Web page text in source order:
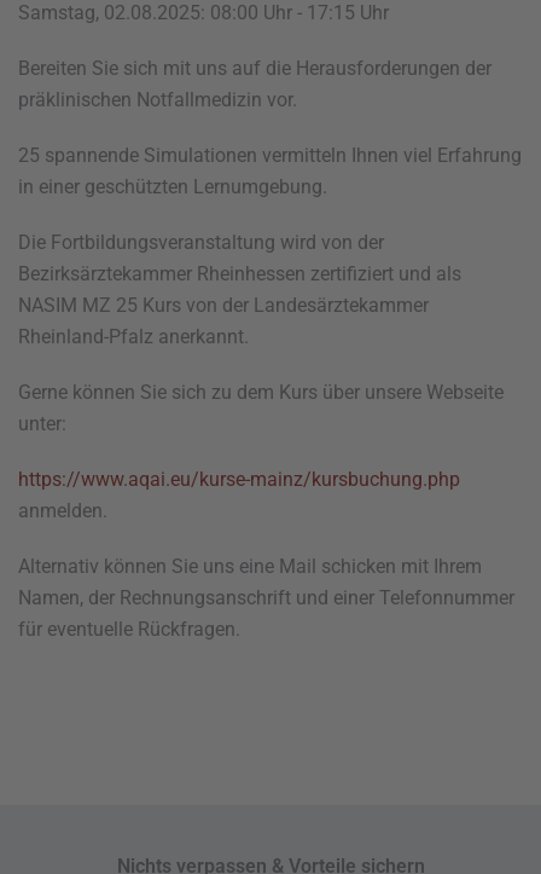
Samstag, 02.08.2025: 08:00 Uhr - 17:15 Uhr
Bereiten Sie sich mit uns auf die Herausforderungen der
präklinischen Notfallmedizin vor.
25 spannende Simulationen vermitteln Ihnen viel Erfahrung
in einer geschützten Lernumgebung.
Die Fortbildungsveranstaltung wird von der
Bezirksärztekammer Rheinhessen zertifiziert und als
NASIM MZ 25 Kurs von der Landesärztekammer
Rheinland-Pfalz anerkannt.
Gerne können Sie sich zu dem Kurs über unsere Webseite
unter:
https://www.aqai.eu/kurse-mainz/kursbuchung.php
anmelden.
Alternativ können Sie uns eine Mail schicken mit Ihrem
Namen, der Rechnungsanschrift und einer Telefonnummer
für eventuelle Rückfragen.
Nichts verpassen & Vorteile sichern